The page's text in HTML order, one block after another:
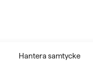
Hantera samtycke